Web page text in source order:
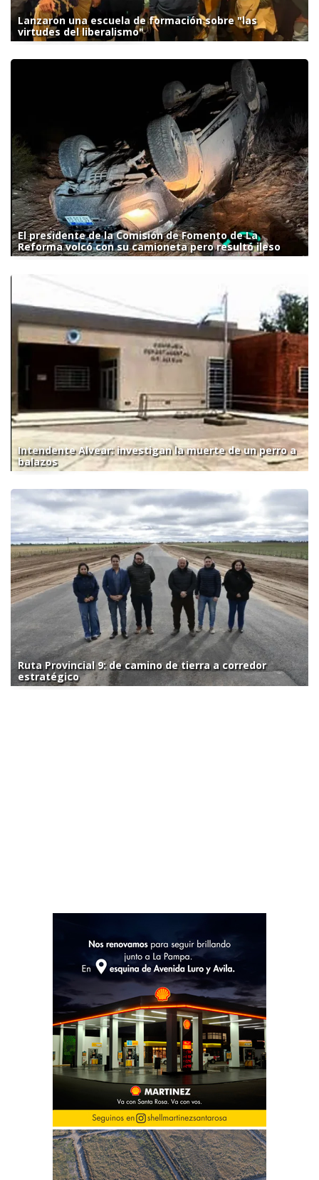
Lanzaron una escuela de formación sobre "las
virtudes del liberalismo"
El presidente de la Comisión de Fomento de La
Reforma volcó con su camioneta pero resultó ileso
Intendente Alvear: investigan la muerte de un perro a
balazos
Ruta Provincial 9: de camino de tierra a corredor
estratégico